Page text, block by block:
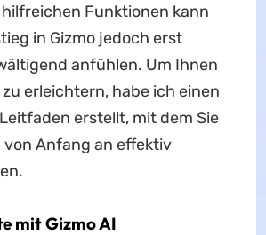
hilfreichen Funktionen kann
in Gizmo jedoch erst
anfühlen. Um Ihnen
erleichtern, habe ich einen
erstellt, mit dem Sie
von Anfang an effektiv
mit Gizmo AI